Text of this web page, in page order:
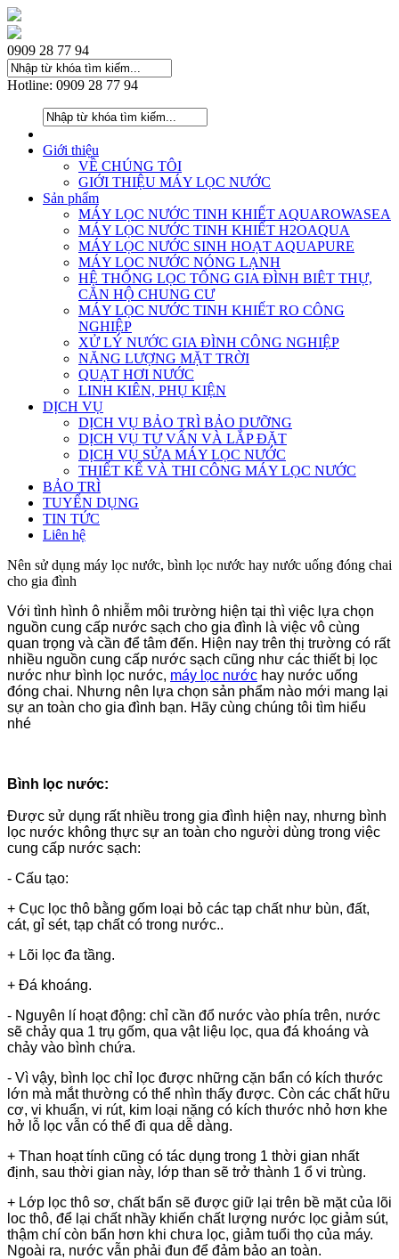
0909 28 77 94
Hotline: 0909 28 77 94
Giới thiệu
VỀ CHÚNG TÔI
GIỚI THIỆU MÁY LỌC NƯỚC
Sản phẩm
MÁY LỌC NƯỚC TINH KHIẾT AQUAROWASEA
MÁY LỌC NƯỚC TINH KHIẾT H2OAQUA
MÁY LỌC NƯỚC SINH HOẠT AQUAPURE
MÁY LOC NƯỚC NÓNG LẠNH
HỆ THỐNG LỌC TỔNG GIA ĐÌNH BIÊT THỰ,
CĂN HỘ CHUNG CƯ
MÁY LỌC NƯỚC TINH KHIẾT RO CÔNG
NGHIỆP
XỬ LÝ NƯỚC GIA ĐÌNH CÔNG NGHIỆP
NĂNG LƯỢNG MẶT TRỜI
QUẠT HƠI NƯỚC
LINH KIÊN, PHỤ KIỆN
DỊCH VỤ
DỊCH VỤ BẢO TRÌ BẢO DƯỠNG
DỊCH VỤ TƯ VẤN VÀ LẮP ĐẶT
DỊCH VỤ SỬA MÁY LỌC NƯỚC
THIẾT KẾ VÀ THI CÔNG MÁY LỌC NƯỚC
BẢO TRÌ
TUYỂN DỤNG
TIN TỨC
Liên hệ
Nên sử dụng máy lọc nước, bình lọc nước hay nước uống đóng chai
cho gia đình
Với tình hình ô nhiễm môi trường hiện tại thì việc lựa chọn
nguồn cung cấp nước sạch cho gia đình là việc vô cùng
quan trọng và cần để tâm đến. Hiện nay trên thị trường có rất
nhiều nguồn cung cấp nước sạch cũng như các thiết bị lọc
nước như bình lọc nước, máy lọc nước hay nước uống
đóng chai. Nhưng nên lựa chọn sản phẩm nào mới mang lại
sự an toàn cho gia đình bạn. Hãy cùng chúng tôi tìm hiểu
nhé
Bình lọc nước:
Được sử dụng rất nhiều trong gia đình hiện nay, nhưng bình
lọc nước không thực sự an toàn cho người dùng trong việc
cung cấp nước sạch:
- Cấu tạo:
+ Cục lọc thô bằng gốm loại bỏ các tạp chất như bùn, đất,
cát, gỉ sét, tạp chất có trong nước..
+ Lõi lọc đa tầng.
+ Đá khoáng.
- Nguyên lí hoạt động: chỉ cần đổ nước vào phía trên, nước
sẽ chảy qua 1 trụ gốm, qua vật liệu lọc, qua đá khoáng và
chảy vào bình chứa.
- Vì vậy, bình lọc chỉ lọc được những cặn bẩn có kích thước
lớn mà mắt thường có thể nhìn thấy được. Còn các chất hữu
cơ, vi khuẩn, vi rút, kim loại nặng có kích thước nhỏ hơn khe
hở lỗ lọc vẫn có thể đi qua dễ dàng.
+ Than hoạt tính cũng có tác dụng trong 1 thời gian nhất
định, sau thời gian này, lớp than sẽ trở thành 1 ổ vi trùng.
+ Lớp lọc thô sơ, chất bẩn sẽ được giữ lại trên bề mặt của lõi
loc thô, để lại chất nhầy khiến chất lượng nước lọc giảm sút,
thậm chí còn bẩn hơn khi chưa lọc, giảm tuổi thọ của máy.
Ngoài ra, nước vẫn phải đun để đảm bảo an toàn.